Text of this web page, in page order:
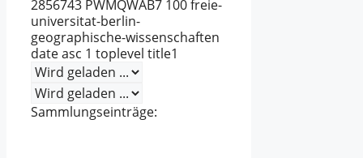
2856743 PWMQWAB7 100freie-
universitat-berlin-
geographische-wissenschaften
dateasc 1 toplevel title1
Sammlungseinträge: